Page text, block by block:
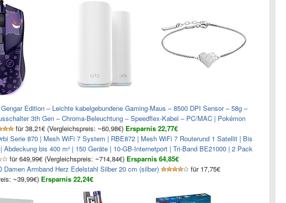
Edition – Leichte kabelgebundene Gaming-Maus – 8500 DPI Sensor – 58g –
3th Gen – Chroma-Beleuchtung – Speedflex-Kabel – PC/MAC | Pokémon
für 38,21€ (Vergleichspreis: ~60,98€) Ersparnis 22,77€
Serie 870 | Mesh WiFi 7 System | RBE872 | Mesh WiFi 7 Routerund 1 Satellit | Bis
Abdeckung bis 400 m² | 150 Geräte | 10-GB-Internetport | Tri-Band BE21000 | 2 Pack
für 649,99€ (Vergleichspreis: ~714,84€) Ersparnis 64,85€
Damen Armband Herz Edelstahl Silber 20 cm (silber)
für 17,75€
~39,99€) Ersparnis 22,24€